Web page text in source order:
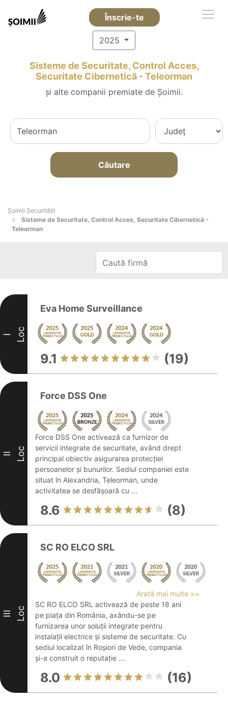
Înscrie-te
2025
Sisteme de Securitate, Control Acces,
Securitate Cibernetică - Teleorman
și alte companii premiate de Șoimii.
Căutare
Șoimii Securității
Sisteme de Securitate, Control Acces, Securitate Cibernetică -
Teleorman
I Loc
Eva Home Surveillance
9.1 (19)
II Loc
Force DSS One
Force DSS One activează ca furnizor de
servicii integrate de securitate, având drept
principal obiectiv asigurarea protecției
persoanelor și bunurilor. Sediul companiei este
situat în Alexandria, Teleorman, unde
activitatea se desfășoară cu ...
8.6 (8)
III Loc
SC RO ELCO SRL
Arată mai multe >>
SC RO ELCO SRL activează de peste 18 ani
pe piața din România, axându-se pe
furnizarea unor soluții integrate pentru
instalații electrice și sisteme de securitate. Cu
sediul localizat în Roșiori de Vede, compania
și-a construit o reputație ...
8.0 (16)